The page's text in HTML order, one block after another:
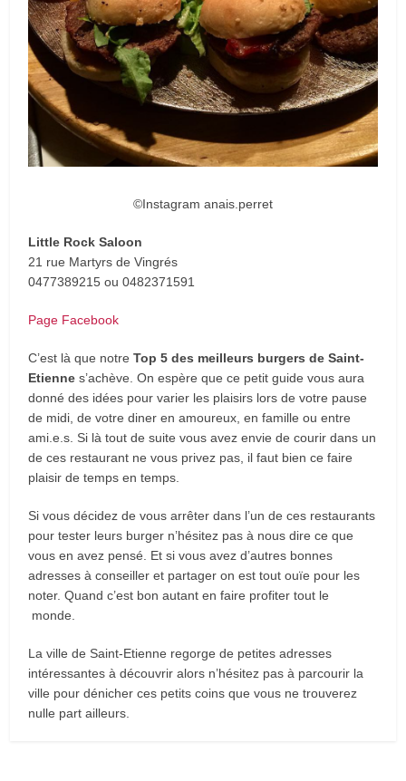
©Instagram anais.perret
Little Rock Saloon
21 rue Martyrs de Vingrés
0477389215 ou 0482371591
Page Facebook
C’est là que notreTop 5 des meilleurs burgers de Saint-
Etienne s’achève. On espère que ce petit guide vous aura
donné des idées pour varier les plaisirs lors de votre pause
de midi, de votre diner en amoureux, en famille ou entre
ami.e.s. Si là tout de suite vous avez envie de courir dans un
de ces restaurant ne vous privez pas, il faut bien ce faire
plaisir de temps en temps.
Si vous décidez de vous arrêter dans l’un de ces restaurants
pour tester leurs burger n’hésitez pas à nous dire ce que
vous en avez pensé. Et si vous avez d’autres bonnes
adresses à conseiller et partager on est tout ouïe pour les
noter. Quand c’est bon autant en faire profiter tout le
monde.
La ville de Saint-Etienne regorge de petites adresses
intéressantes à découvrir alors n’hésitez pas à parcourir la
ville pour dénicher ces petits coins que vous ne trouverez
nulle part ailleurs.